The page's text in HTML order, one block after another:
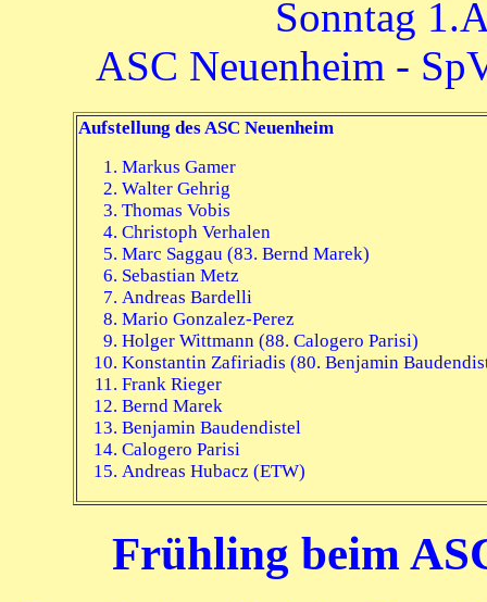
Sonntag
ASC Neuenheim -
Aufstellung des ASC Neuenheim
Markus Gamer
Walter Gehrig
Thomas Vobis
Christoph Verhalen
Marc Saggau (83. Bernd Marek)
Sebastian Metz
Andreas Bardelli
Mario Gonzalez-Perez
Holger Wittmann (88. Calogero Parisi)
Konstantin Zafiriadis (80. Benjamin
Frank Rieger
Bernd Marek
Benjamin Baudendistel
Calogero Parisi
Andreas Hubacz (ETW)
Frühling beim